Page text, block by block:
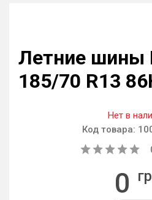
Летние шины
185/70 R13
Нет в
Код товара:
0